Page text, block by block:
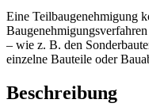
Eine Teilbaugenehmigung
– wie z. B. den
einzelne Bauteile oder
Beschreibung